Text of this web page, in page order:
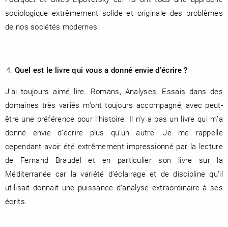
sociologique extrêmement solide et originale des problèmes
de nos sociétés modernes.
Quel est le livre qui vous a donné envie d’écrire ?
J’ai toujours aimé lire. Romans, Analyses, Essais dans des
domaines très variés m’ont toujours accompagné, avec peut-
être une préférence pour l’histoire. Il n’y a pas un livre qui m’a
donné envie d’écrire plus qu’un autre. Je me rappelle
cependant avoir été extrêmement impressionné par la lecture
de Fernand Braudel et en particulier son livre sur la
Méditerranée car la variété d’éclairage et de discipline qu’il
utilisait donnait une puissance d’analyse extraordinaire à ses
écrits.